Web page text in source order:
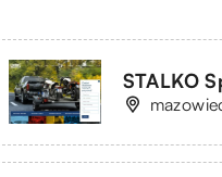
STALKO